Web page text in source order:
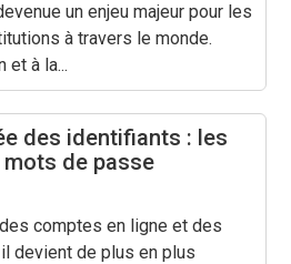
un enjeu majeur pour les
à travers le monde.
et à la...
des identifiants : les
de passe
comptes en ligne et des
devient de plus en plus